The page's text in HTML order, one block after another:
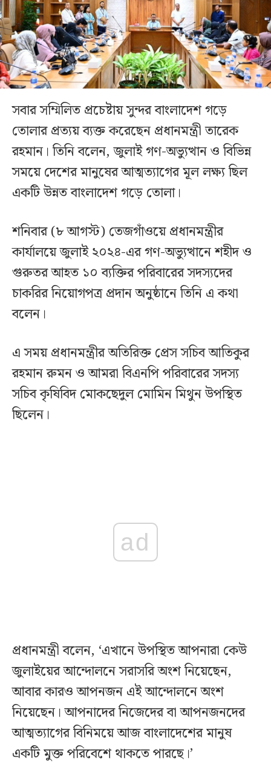
সবার সম্মিলিত প্রচেষ্টায় সুন্দর বাংলাদেশ গড়ে
তোলার প্রত্যয় ব্যক্ত করেছেন প্রধানমন্ত্রী তারেক
রহমান। তিনি বলেন, জুলাই গণ-অভ্যুত্থান ও বিভিন্ন
সময়ে দেশের মানুষের আত্মত্যাগের মূল লক্ষ্য ছিল
একটি উন্নত বাংলাদেশ গড়ে তোলা।
শনিবার (৮ আগস্ট) তেজগাঁওয়ে প্রধানমন্ত্রীর
কার্যালয়ে জুলাই ২০২৪-এর গণ-অভ্যুত্থানে শহীদ ও
গুরুতর আহত ১০ ব্যক্তির পরিবারের সদস্যদের
চাকরির নিয়োগপত্র প্রদান অনুষ্ঠানে তিনি এ কথা
বলেন।
এ সময় প্রধানমন্ত্রীর অতিরিক্ত প্রেস সচিব আতিকুর
রহমান রুমন ও আমরা বিএনপি পরিবারের সদস্য
সচিব কৃষিবিদ মোকছেদুল মোমিন মিথুন উপস্থিত
ছিলেন।
ad
প্রধানমন্ত্রী বলেন, ‘এখানে উপস্থিত আপনারা কেউ
জুলাইয়ের আন্দোলনে সরাসরি অংশ নিয়েছেন,
আবার কারও আপনজন এই আন্দোলনে অংশ
নিয়েছেন। আপনাদের নিজেদের বা আপনজনদের
আত্মত্যাগের বিনিময়ে আজ বাংলাদেশের মানুষ
একটি মুক্ত পরিবেশে থাকতে পারছে।’